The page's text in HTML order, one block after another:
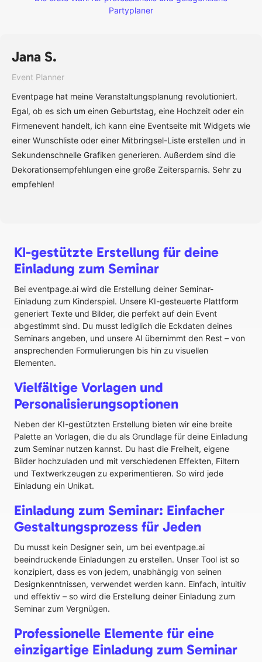
Partyplaner
Jana S.
Event Planner
Eventpage hat meine Veranstaltungsplanung revolutioniert.
Egal, ob es sich um einen Geburtstag, eine Hochzeit oder ein
Firmenevent handelt, ich kann eine Eventseite mit Widgets wie
einer Wunschliste oder einer Mitbringsel-Liste erstellen und in
Sekundenschnelle Grafiken generieren. Außerdem sind die
Dekorationsempfehlungen eine große Zeitersparnis. Sehr zu
empfehlen!
KI-gestützte Erstellung für deine
Einladung zum Seminar
Bei eventpage.ai wird die Erstellung deiner Seminar-
Einladung zum Kinderspiel. Unsere KI-gesteuerte Plattform
generiert Texte und Bilder, die perfekt auf dein Event
abgestimmt sind. Du musst lediglich die Eckdaten deines
Seminars angeben, und unsere AI übernimmt den Rest – von
ansprechenden Formulierungen bis hin zu visuellen
Elementen.
Vielfältige Vorlagen und
Personalisierungsoptionen
Neben der KI-gestützten Erstellung bieten wir eine breite
Palette an Vorlagen, die du als Grundlage für deine Einladung
zum Seminar nutzen kannst. Du hast die Freiheit, eigene
Bilder hochzuladen und mit verschiedenen Effekten, Filtern
und Textwerkzeugen zu experimentieren. So wird jede
Einladung ein Unikat.
Einladung zum Seminar: Einfacher
Gestaltungsprozess für Jeden
Du musst kein Designer sein, um bei eventpage.ai
beeindruckende Einladungen zu erstellen. Unser Tool ist so
konzipiert, dass es von jedem, unabhängig von seinen
Designkenntnissen, verwendet werden kann. Einfach, intuitiv
und effektiv – so wird die Erstellung deiner Einladung zum
Seminar zum Vergnügen.
Professionelle Elemente für eine
einzigartige Einladung zum Seminar